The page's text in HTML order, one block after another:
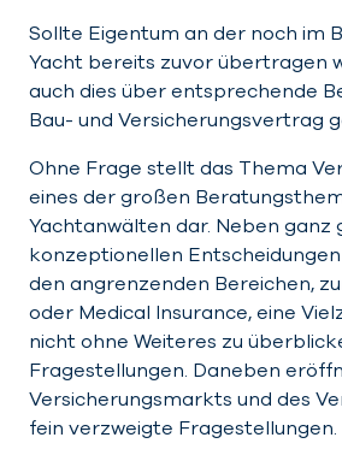
Sollte Eigentum an der noch im
Yacht bereits zuvor übertragen
auch dies über entsprechende
Bau- und Versicherungsvertrag
Ohne Frage stellt das Thema
eines der großen
Yachtanwälten dar. Neben ganz
konzeptionellen
den angrenzenden Bereichen,
oder Medical Insurance, eine
nicht ohne Weiteres zu
Fragestellungen. Daneben
Versicherungsmarkts und des
fein verzweigte Fragestellungen.